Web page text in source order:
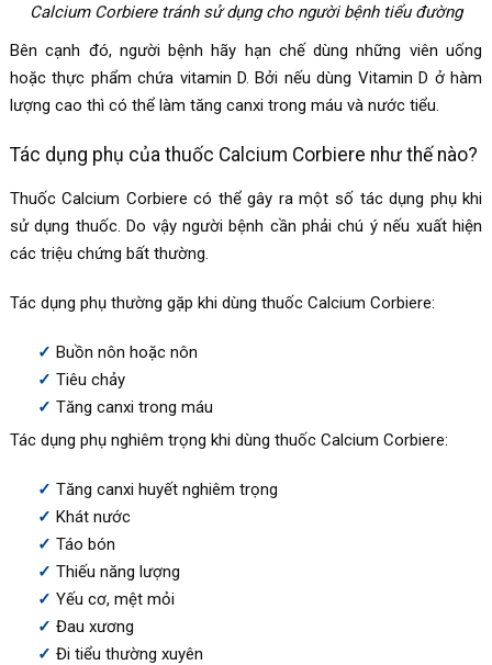
Calcium Corbiere tránh sử dụng cho người bệnh tiểu đường
Bên cạnh đó, người bệnh hãy hạn chế dùng những viên uống
hoặc thực phẩm chứa vitamin D. Bởi nếu dùng Vitamin D ở hàm
lượng cao thì có thể làm tăng canxi trong máu và nước tiểu.
Tác dụng phụ của thuốc Calcium Corbiere như thế nào?
Thuốc Calcium Corbiere có thể gây ra một số tác dụng phụ khi
sử dụng thuốc. Do vậy người bệnh cần phải chú ý nếu xuất hiện
các triệu chứng bất thường.
Tác dụng phụ thường gặp khi dùng thuốc Calcium Corbiere:
Buồn nôn hoặc nôn
Tiêu chảy
Tăng canxi trong máu
Tác dụng phụ nghiêm trọng khi dùng thuốc Calcium Corbiere:
Tăng canxi huyết nghiêm trọng
Khát nước
Táo bón
Thiếu năng lượng
Yếu cơ, mệt mỏi
Đau xương
Đi tiểu thường xuyên